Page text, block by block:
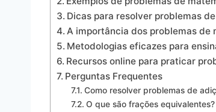
Dicas para resolver problemas
A importância dos problemas de
Metodologias eficazes para
Recursos online para praticar
Perguntas Frequentes
Como resolver problemas de
O que são frações equivalentes?